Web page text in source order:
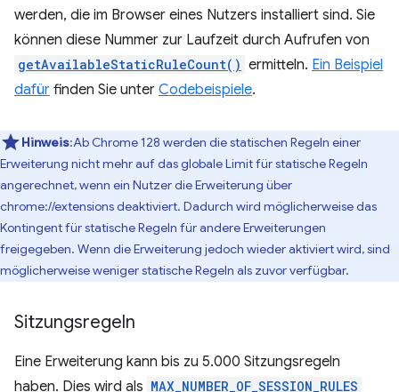
werden, die im Browser eines Nutzers installiert sind. Sie
können diese Nummer zur Laufzeit durch Aufrufen von
getAvailableStaticRuleCount() ermitteln. Ein Beispiel
dafür finden Sie unter Codebeispiele.
Hinweis:Ab Chrome 128 werden die statischen Regeln einer
Erweiterung nicht mehr auf das globale Limit für statische Regeln
angerechnet, wenn ein Nutzer die Erweiterung über
chrome://extensions deaktiviert. Dadurch wird möglicherweise das
Kontingent für statische Regeln für andere Erweiterungen
freigegeben. Wenn die Erweiterung jedoch wieder aktiviert wird, sind
möglicherweise weniger statische Regeln als zuvor verfügbar.
Sitzungsregeln
Eine Erweiterung kann bis zu 5.000 Sitzungsregeln
haben. Dies wird als MAX_NUMBER_OF_SESSION_RULES